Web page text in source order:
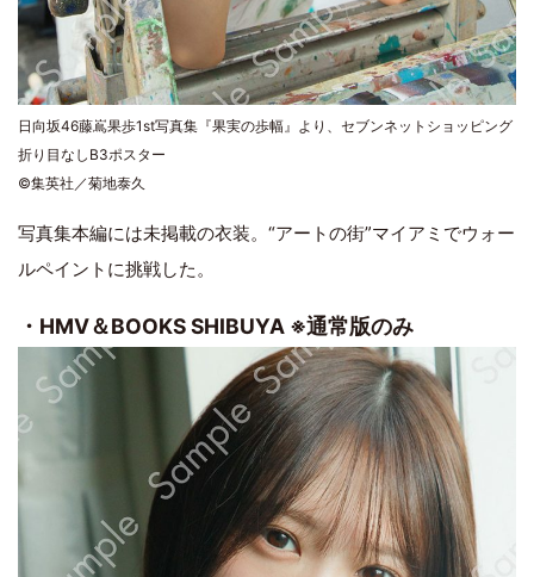
日向坂46藤嶌果歩1st写真集『果実の歩幅』より、セブンネットショッピング
折り目なしB3ポスター
©集英社／菊地泰久
写真集本編には未掲載の衣装。“アートの街”マイアミでウォー
ルペイントに挑戦した。
・HMV＆BOOKS SHIBUYA ※通常版のみ